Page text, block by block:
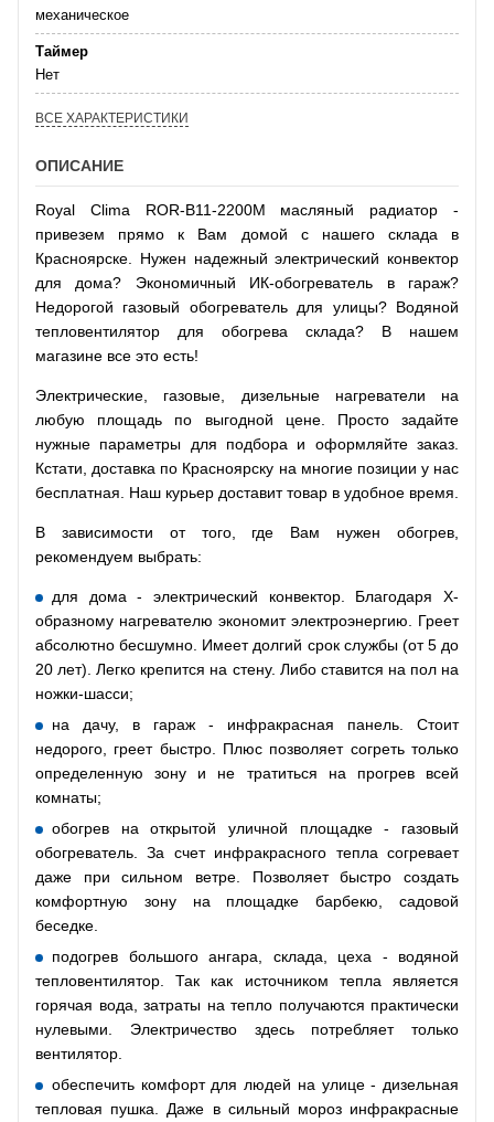
механическое
Таймер
Нет
ВСЕ ХАРАКТЕРИСТИКИ
ОПИСАНИЕ
Royal Clima ROR-B11-2200M масляный радиатор -
привезем прямо к Вам домой с нашего склада в
Красноярске. Нужен надежный электрический конвектор
для дома? Экономичный ИК-обогреватель в гараж?
Недорогой газовый обогреватель для улицы? Водяной
тепловентилятор для обогрева склада? В нашем
магазине все это есть!
Электрические, газовые, дизельные нагреватели на
любую площадь по выгодной цене. Просто задайте
нужные параметры для подбора и оформляйте заказ.
Кстати, доставка по Красноярску на многие позиции у нас
бесплатная. Наш курьер доставит товар в удобное время.
В зависимости от того, где Вам нужен обогрев,
рекомендуем выбрать:
для дома - электрический конвектор. Благодаря Х-
образному нагревателю экономит электроэнергию. Греет
абсолютно бесшумно. Имеет долгий срок службы (от 5 до
20 лет). Легко крепится на стену. Либо ставится на пол на
ножки-шасси;
на дачу, в гараж - инфракрасная панель. Стоит
недорого, греет быстро. Плюс позволяет согреть только
определенную зону и не тратиться на прогрев всей
комнаты;
обогрев на открытой уличной площадке - газовый
обогреватель. За счет инфракрасного тепла согревает
даже при сильном ветре. Позволяет быстро создать
комфортную зону на площадке барбекю, садовой
беседке.
подогрев большого ангара, склада, цеха - водяной
тепловентилятор. Так как источником тепла является
горячая вода, затраты на тепло получаются практически
нулевыми. Электричество здесь потребляет только
вентилятор.
обеспечить комфорт для людей на улице - дизельная
тепловая пушка. Даже в сильный мороз инфракрасные